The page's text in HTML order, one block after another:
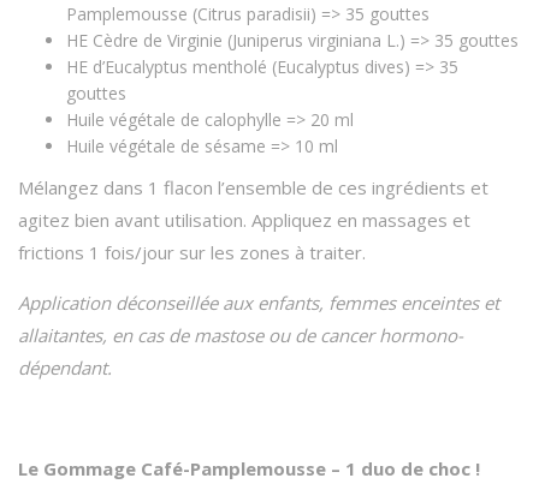
Pamplemousse (Citrus paradisii) => 35 gouttes
HE Cèdre de Virginie (Juniperus virginiana L.) => 35 gouttes
HE d’Eucalyptus mentholé (Eucalyptus dives) => 35
gouttes
Huile végétale de calophylle => 20 ml
Huile végétale de sésame => 10 ml
Mélangez dans 1 flacon l’ensemble de ces ingrédients et
agitez bien avant utilisation. Appliquez en massages et
frictions 1 fois/jour sur les zones à traiter.
Application déconseillée aux enfants, femmes enceintes et
allaitantes, en cas de mastose ou de cancer hormono-
dépendant.
Le Gommage Café-Pamplemousse – 1 duo de choc !